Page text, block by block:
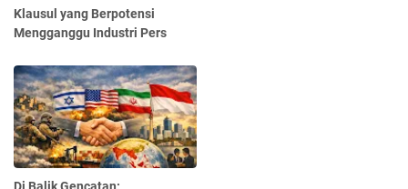
Klausul yang Berpotensi
Mengganggu Industri Pers
Di Balik Gencatan: